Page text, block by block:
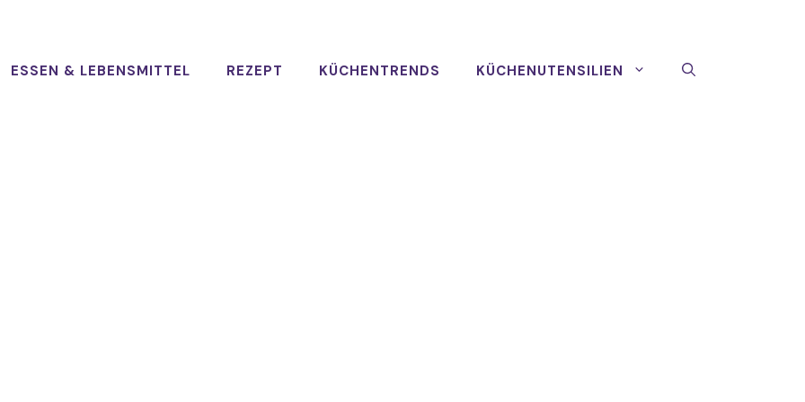
ESSEN & LEBENSMITTEL REZEPT KÜCHENTRENDS KÜCHENUTENSILIEN